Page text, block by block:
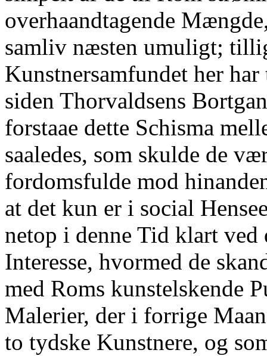
overhaandtagende
samliv næsten umuligt;
Kunstnersamfundet her
siden Thorvaldsens
forstaae dette Schisma
saaledes, som skulde de
fordomsfulde mod
at det kun er i social
netop i denne Tid klart
Interesse, hvormed de
med Roms kunstelskende
Malerier, der i forrige
to tydske Kunstnere, og